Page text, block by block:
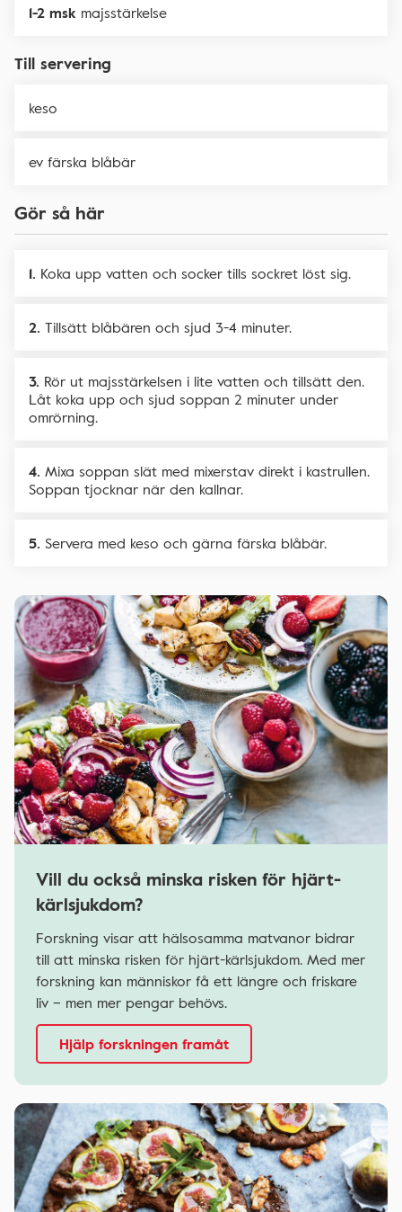
1-2 msk majsstärkelse
Till servering
keso
ev färska blåbär
Gör så här
Koka upp vatten och socker tills sockret löst sig.
Tillsätt blåbären och sjud 3-4 minuter.
Rör ut majsstärkelsen i lite vatten och tillsätt den.
Låt koka upp och sjud soppan 2 minuter under
omrörning.
Mixa soppan slät med mixerstav direkt i kastrullen.
Soppan tjocknar när den kallnar.
Servera med keso och gärna färska blåbär.
Vill du också minska risken för hjärt-
kärlsjukdom?
Forskning visar att hälsosamma matvanor bidrar
till att minska risken för hjärt-kärlsjukdom. Med mer
forskning kan människor få ett längre och friskare
liv – men mer pengar behövs.
Hjälp forskningen framåt